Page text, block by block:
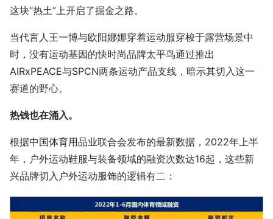
这块“热土”上开启了掘金之路。
当代言人王一博与欧阳娜娜穿着运动服穿梭于露营场景中
时，没有运动基因的快时尚品牌太平鸟通过推出
AIRxPEACE与SPCN两条运动产品支线，暗示其切入这一
赛道的野心。
热钱也在涌入。
根据中国体育用品业联合会发布的最新数据，2022年上半
年，户外运动鞋服与装备领域的融资次数达16起，这些新
兴品牌切入户外运动服饰的逻辑有二：